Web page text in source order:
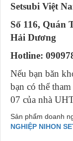
Setsubi Việt
Số 116, Quán
Hải Dương
Hotline:
Nếu bạn băn
bạn có thể
07 của nhà
Sản phẩm doanh
NGHIỆP NIHON